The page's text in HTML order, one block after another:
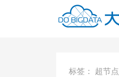
标签： 超节点